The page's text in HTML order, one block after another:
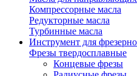
Компрессорные масла
Редукторные масла
Турбинные масла
Инструмент для
Фрезы твердосплавные
Концевые фрезы